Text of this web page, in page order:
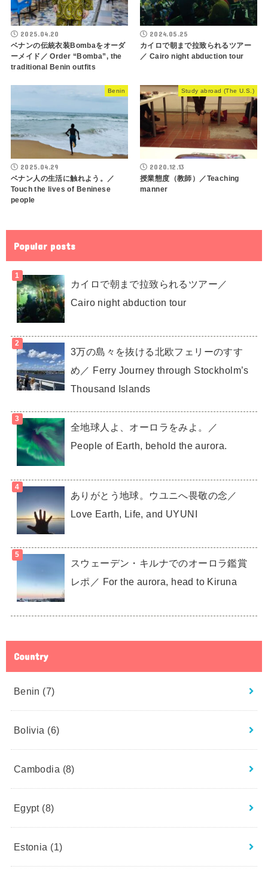
2025.04.20
ベナンの伝統衣装Bombaをオーダ
ーメイド／ Order “Bomba”, the
traditional Benin outfits
2024.05.25
カイロで朝まで拉致られるツアー
／ Cairo night abduction tour
Benin
2025.04.29
ベナン人の生活に触れよう。／
Touch the lives of Beninese
people
Study abroad (The U.S.)
2020.12.13
授業態度（教師）／Teaching
manner
Popular posts
カイロで朝まで拉致られるツアー／
Cairo night abduction tour
3万の島々を抜ける北欧フェリーのすす
め／ Ferry Journey through Stockholm’s
Thousand Islands
全地球人よ、オーロラをみよ。／
People of Earth, behold the aurora.
ありがとう地球。ウユニへ畏敬の念／
Love Earth, Life, and UYUNI
スウェーデン・キルナでのオーロラ鑑賞
レポ／ For the aurora, head to Kiruna
Country
Benin (7)
Bolivia (6)
Cambodia (8)
Egypt (8)
Estonia (1)